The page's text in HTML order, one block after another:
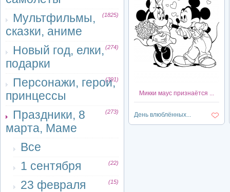
Мультфильмы,
сказки, аниме
(1825)
Новый год, елки,
подарки
(274)
Персонажи, герои,
принцессы
(391)
Праздники, 8
марта, Маме
(273)
Все
1 сентября
(22)
23 февраля (15)
Микки маус признаётся ...
День влюблённых...